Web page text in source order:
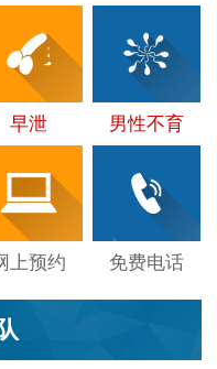
早泄 男性不育
上预约 免费电话